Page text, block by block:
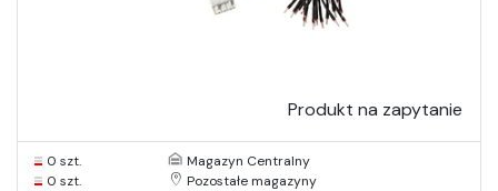
Produkt na zapytanie
0 szt.
Magazyn Centralny
0 szt.
Pozostałe magazyny